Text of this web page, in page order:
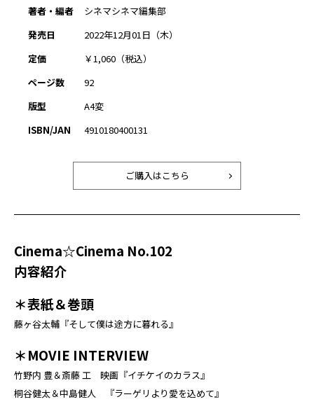
著者・編者
シネマシネマ編集部
発売日
2022年12月01日（木）
定価
￥1,060（税込）
ページ数
92
版型
A4変
ISBN/JAN
4910180400131
ご購入はこちら
Cinema☆Cinema No.102
内容紹介
＊表紙＆巻頭
藤ヶ谷太輔『そして僕は途方に暮れる』
＊MOVIE INTERVIEW
竹野内 豊＆斎藤 工 映画『イチケイのカラス』
桐谷健太＆中島健人 『ラーゲリより愛を込めて』